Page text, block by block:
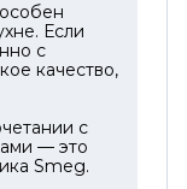
Если
с
качество,
с
— это
Smeg.